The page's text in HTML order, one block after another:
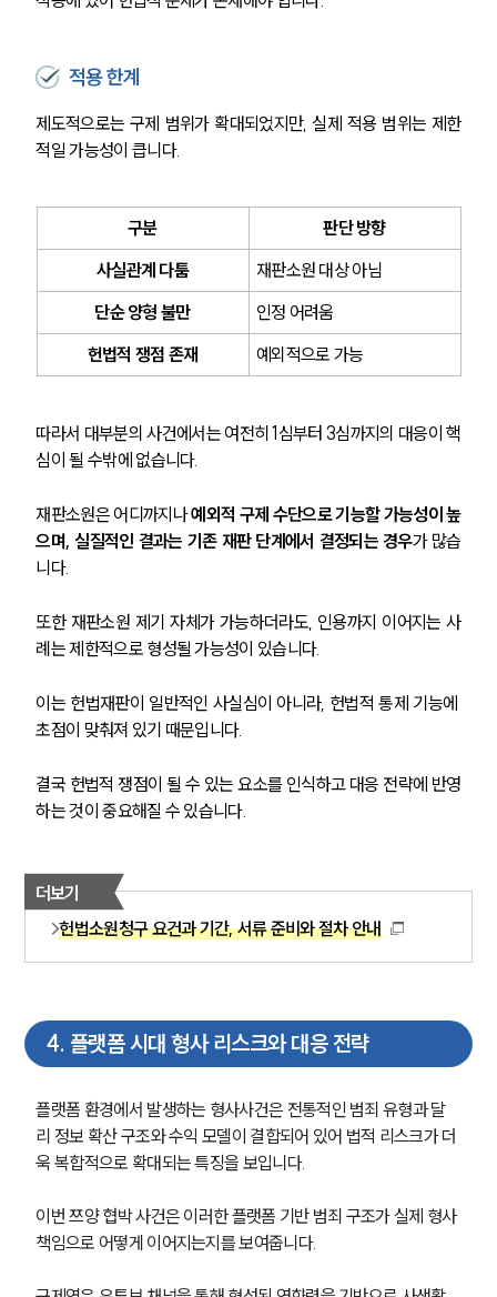
고객의 소리
업무사례
사례분석/최신동향
법률지식인
형사소송·상담후기
업무분야
형사그룹 업무
형사전문변호사
언론보도
법률 블로그
법률서식
뉴스레터/브로슈어
적용 한계
제도적으로는 구제 범위가 확대되었지만, 실제 적용 범위는 제한
적일 가능성이 큽니다.
구분
판단 방향
사실관계 다툼
재판소원 대상 아님
단순 양형 불만
인정 어려움
헌법적 쟁점 존재
예외적으로 가능
따라서 대부분의 사건에서는 여전히 1심부터 3심까지의 대응이 핵
심이 될 수밖에 없습니다.
재판소원은 어디까지나 예외적 구제 수단으로 기능할 가능성이 높
으며, 실질적인 결과는 기존 재판 단계에서 결정되는 경우가 많습
니다.
또한 재판소원 제기 자체가 가능하더라도, 인용까지 이어지는 사
례는 제한적으로 형성될 가능성이 있습니다.
이는 헌법재판이 일반적인 사실심이 아니라, 헌법적 통제 기능에
초점이 맞춰져 있기 때문입니다.
결국 헌법적 쟁점이 될 수 있는 요소를 인식하고 대응 전략에 반영
하는 것이 중요해질 수 있습니다.
더보기
헌법소원청구 요건과 기간, 서류 준비와 절차 안내
4. 플랫폼 시대 형사 리스크와 대응 전략
플랫폼 환경에서 발생하는 형사사건은 전통적인 범죄 유형과 달
리 정보 확산 구조와 수익 모델이 결합되어 있어 법적 리스크가 더
욱 복합적으로 확대되는 특징을 보입니다.
이번 쯔양 협박 사건은 이러한 플랫폼 기반 범죄 구조가 실제 형사
책임으로 어떻게 이어지는지를 보여줍니다.